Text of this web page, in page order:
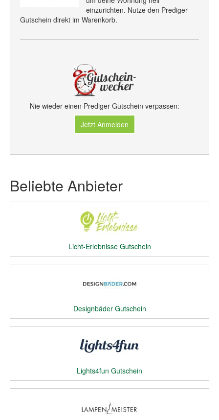
einzurichten. Nutze den Prediger
Gutschein direkt im Warenkorb.
Nie wieder einen Prediger Gutschein verpassen:
Jetzt Anmelden
Beliebte Anbieter
Licht-Erlebnisse Gutschein
Designbäder Gutschein
Lights4fun Gutschein